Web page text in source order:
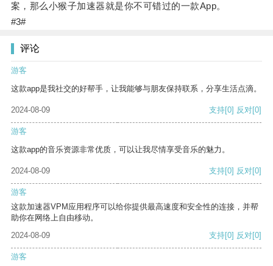
案，那么小猴子加速器就是你不可错过的一款App。
#3#
评论
游客
这款app是我社交的好帮手，让我能够与朋友保持联系，分享生活点滴。
2024-08-09 支持[0] 反对[0]
游客
这款app的音乐资源非常优质，可以让我尽情享受音乐的魅力。
2024-08-09 支持[0] 反对[0]
游客
这款加速器VPM应用程序可以给你提供最高速度和安全性的连接，并帮
助你在网络上自由移动。
2024-08-09
支持[0] 反对[0]
游客